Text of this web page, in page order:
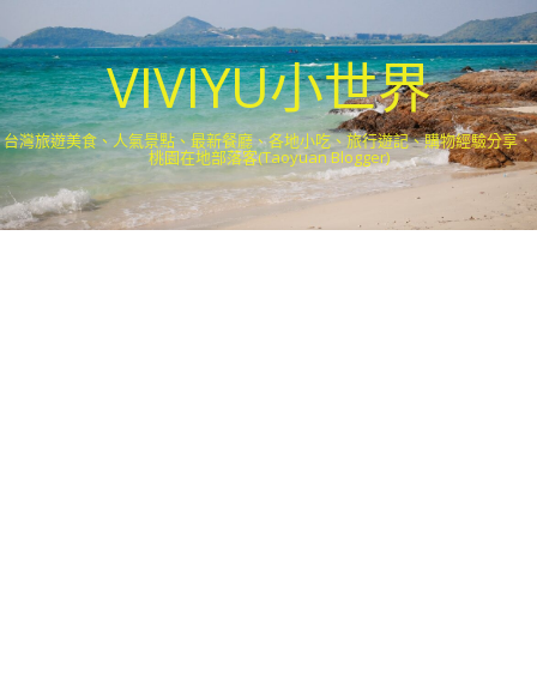
VIVIYU小世界
台灣旅遊美食、人氣景點、最新餐廳、各地小吃、旅行遊記、購物經驗分享．
桃園在地部落客(Taoyuan Blogger)